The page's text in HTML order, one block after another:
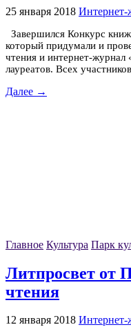
25 января 2018
Завершился Конкурс
который придумали и
чтения и интернет-
лауреатов. Всех
Далее →
Главное Культура Парк
Литпросвет от
чтения
12 января 2018